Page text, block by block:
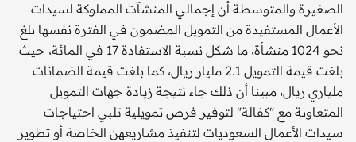
الصغيرة والمتوسطة أن إجمالي المنشآت المملوكة لسيدات
الأعمال المستفيدة من التمويل المضمون في الفترة نفسها بلغ
نحو 1024 منشأة، ما شكل نسبة الاستفادة 17 في المائة، حيث
بلغت قيمة التمويل 2.1 مليار ريال، كما بلغت قيمة الضمانات
ملياري ريال، مبينا أن ذلك جاء نتيجة زيادة جهات التمويل
المتعاونة مع "كفالة" لتوفير فرص تمويلية تلبي احتياجات
سيدات الأعمال السعوديات لتنفيذ مشاريعهن الخاصة أو تطوير